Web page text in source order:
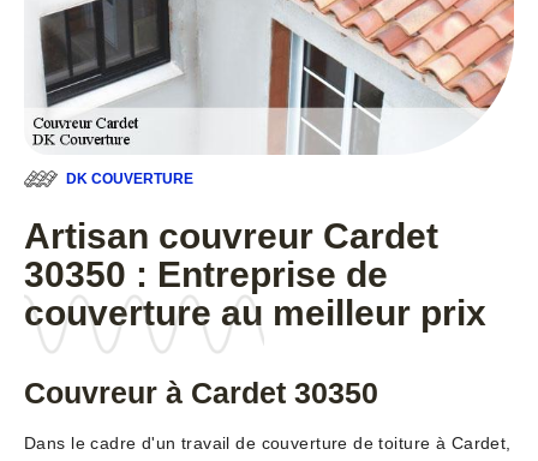
DK COUVERTURE
Artisan couvreur Cardet
30350 : Entreprise de
couverture au meilleur prix
Couvreur à Cardet 30350
Dans le cadre d'un travail de couverture de toiture à Cardet,